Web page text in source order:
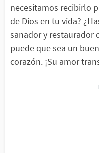
necesitamos recibirlo
de Dios en tu vida?
sanador y restaurador
puede que sea un
corazón. ¡Su amor